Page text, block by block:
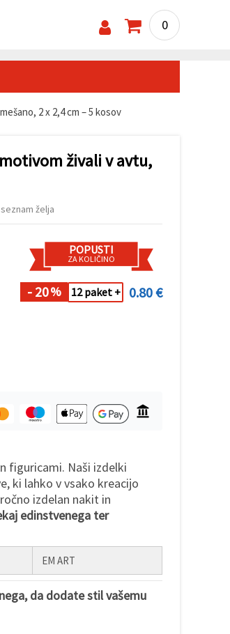
0
2 x 2,4 cm – 5 kosov
živali v avtu,
želja
POPUSTI
ZA KOLIČINO
- 20% 12 paket + 0.80 €
figuricami. Naši izdelki
ki lahko v vsako kreacijo
izdelan nakit in
edinstvenega ter
EM ART
da dodate stil vašemu